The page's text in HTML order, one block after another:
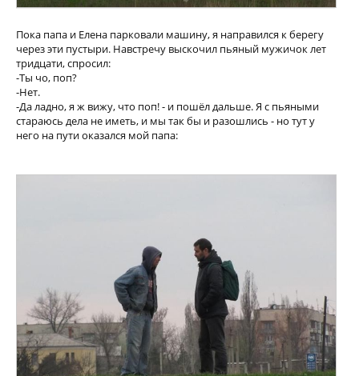
Пока папа и Елена парковали машину, я направился к берегу
через эти пустыри. Навстречу выскочил пьяный мужичок лет
тридцати, спросил:
-Ты чо, поп?
-Нет.
-Да ладно, я ж вижу, что поп! - и пошёл дальше. Я с пьяными
стараюсь дела не иметь, и мы так бы и разошлись - но тут у
него на пути оказался мой папа: